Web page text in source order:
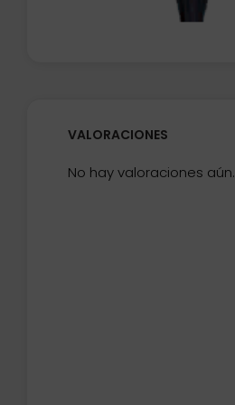
VALORACIONES
No hay valoraciones aún.